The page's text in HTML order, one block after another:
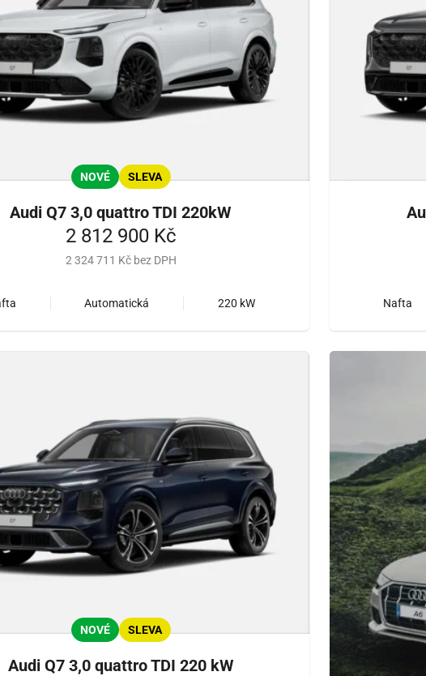
NOVÉ SLEVA
Audi Q7 3,0 quattro TDI 220kW
2 812 900 Kč
2 324 711 Kč bez DPH
Automatická 220 kW Nafta
NOVÉ SLEVA
Audi Q7 3,0 quattro TDI 220 kW